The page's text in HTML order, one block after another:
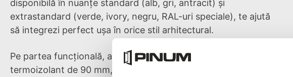
disponibilă în nuanțe standard (alb, gri, antracit) și
extrastandard (verde, ivory, negru, RAL-uri speciale), te ajută
să integrezi perfect ușa în orice stil arhitectural.
Pe partea funcțională, aceste uși sunt dotate cu un toc
termoizolant de 90 mm, cameră de izolație fonică și termică,